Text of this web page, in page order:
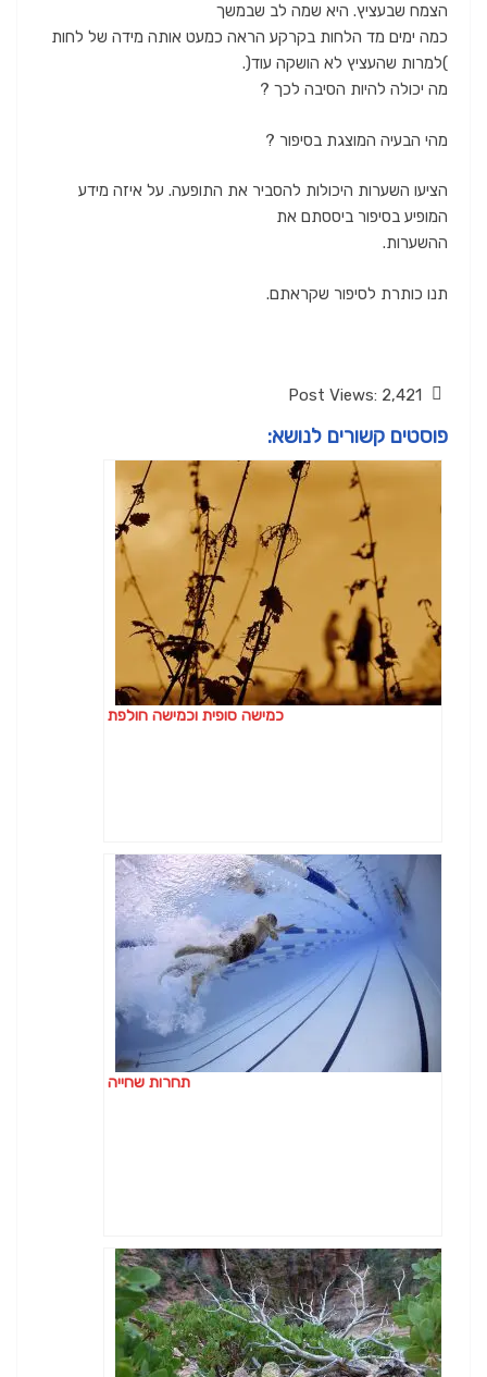
הצמח שבעציץ. היא שמה לב שבמשך
כמה ימים מד הלחות בקרקע הראה כמעט אותה מידה של לחות
)למרות שהעציץ לא הושקה עוד(.
מה יכולה להיות הסיבה לכך ?
מהי הבעיה המוצגת בסיפור ?
הציעו השערות היכולות להסביר את התופעה. על איזה מידע
המופיע בסיפור ביססתם את
ההשערות.
תנו כותרת לסיפור שקראתם.
Post Views: 2,421
פוסטים קשורים לנושא:
כמישה סופית וכמישה חולפת
תחרות שחייה